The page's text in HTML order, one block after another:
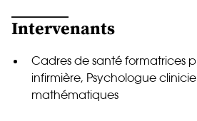
Intervenants
Cadres de santé formatrices
infirmière, Psychologue
mathématiques